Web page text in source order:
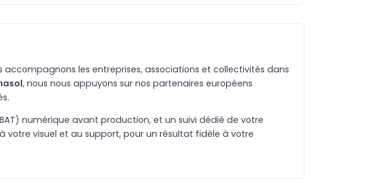
les entreprises, associations et collectivités dans
, nous nous appuyons sur nos partenaires européens
numérique avant production, et un suivi dédié de votre
visuel et au support, pour un résultat fidèle à votre